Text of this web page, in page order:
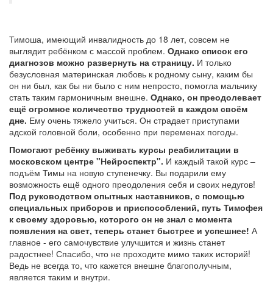
Тимоша, имеющий инвалидность до 18 лет, совсем не
выглядит ребёнком с массой проблем. Однако список его
диагнозов можно развернуть на страницу. И только
безусловная материнская любовь к родному сыну, каким бы
он ни был, как бы ни было с ним непросто, помогла мальчику
стать таким гармоничным внешне. Однако, он преодолевает
ещё огромное количество трудностей в каждом своём
дне. Ему очень тяжело учиться. Он страдает приступами
адской головной боли, особенно при переменах погоды.
Помогают ребёнку выживать курсы реабилитации в
московском центре "Нейроспектр". И каждый такой курс –
подъём Тимы на новую ступенечку. Вы подарили ему
возможность ещё одного преодоления себя и своих недугов!
Под руководством опытных наставников, с помощью
специальных приборов и приспособлений, путь Тимофея
к своему здоровью, которого он не знал с момента
появления на свет, теперь станет быстрее и успешнее! А
главное - его самочувствие улучшится и жизнь станет
радостнее! Спасибо, что не проходите мимо таких историй!
Ведь не всегда то, что кажется внешне благополучным,
является таким и внутри.